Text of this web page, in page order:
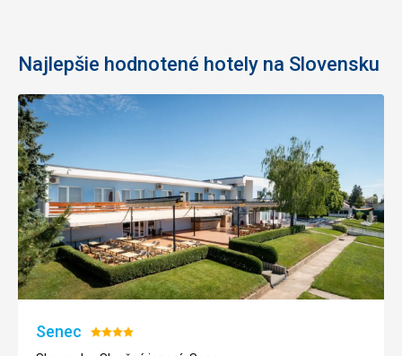
Najlepšie hodnotené hotely na Slovensku
Senec Hodnotenie: